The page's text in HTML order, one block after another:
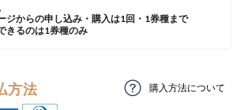
ジからの申し込み・購入は1回・1券種まで
きるのは1券種のみ
方法 購入方法について